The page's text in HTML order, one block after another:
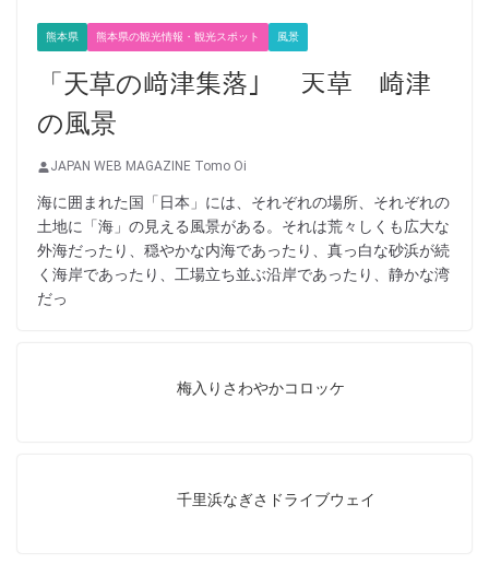
熊本県 熊本県の観光情報・観光スポット 風景
「天草の﨑津集落」 天草 崎津
の風景
JAPAN WEB MAGAZINE Tomo Oi
海に囲まれた国「日本」には、それぞれの場所、それぞれの
土地に「海」の見える風景がある。それは荒々しくも広大な
外海だったり、穏やかな内海であったり、真っ白な砂浜が続
く海岸であったり、工場立ち並ぶ沿岸であったり、静かな湾
だっ
梅入りさわやかコロッケ
千里浜なぎさドライブウェイ